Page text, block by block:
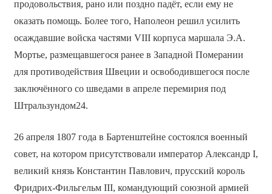
продовольствия, рано или поздно падёт, если ему не
оказать помощь. Более того, Наполеон решил усилить
осаждавшие войска частями VIII корпуса маршала Э.А.
Мортье, размещавшегося ранее в Западной Померании
для противодействия Швеции и освободившегося после
заключённого со шведами в апреле перемирия под
Штральзундом24.
26 апреля 1807 года в Бартенштейне состоялся военный
совет, на котором присутствовали император Александр I,
великий князь Константин Павлович, прусский король
Фридрих-Фильгельм III, командующий союзной армией